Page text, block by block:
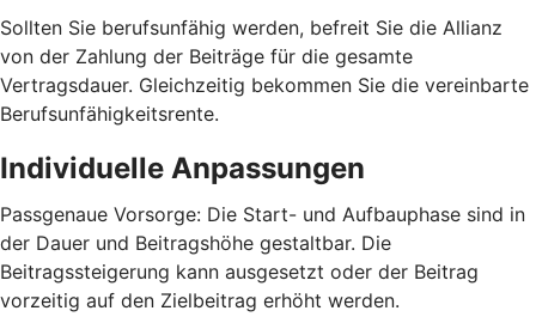
Sollten Sie berufsunfähig werden, befreit Sie die Allianz
von der Zahlung der Beiträge für die gesamte
Vertragsdauer. Gleichzeitig bekommen Sie die vereinbarte
Berufsunfähigkeitsrente.
Individuelle Anpassungen
Passgenaue Vorsorge: Die Start- und Aufbauphase sind in
der Dauer und Beitragshöhe gestaltbar. Die
Beitragssteigerung kann ausgesetzt oder der Beitrag
vorzeitig auf den Zielbeitrag erhöht werden.